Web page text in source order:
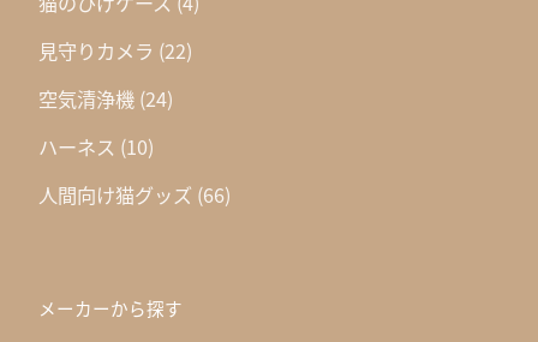
見守りカメラ (22)
空気清浄機 (24)
ハーネス (10)
人間向け猫グッズ (66)
メーカーから探す